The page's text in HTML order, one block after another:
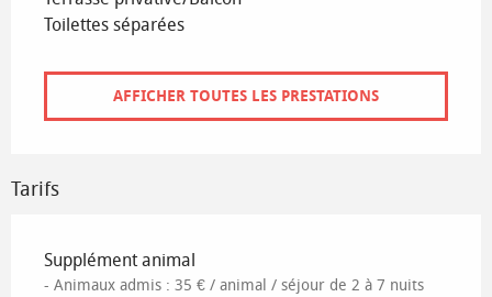
Toilettes séparées
AFFICHER TOUTES LES PRESTATIONS
Tarifs
Tarifs 2035
Supplément animal
- Animaux admis : 35 € / animal / séjour de 2 à 7 nuits